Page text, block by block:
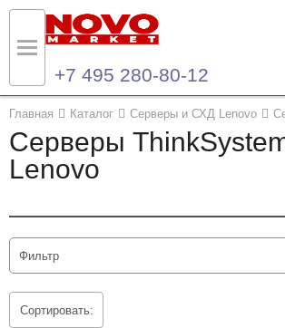
+7 495 280-80-12
Главная Каталог Серверы и СХД Lenovo
Серверы
Lenovo
Фильтр
Сортировать:
Назад
Каталог продукции
Компьютеры
Серверы и СХД
Назад
Контакты